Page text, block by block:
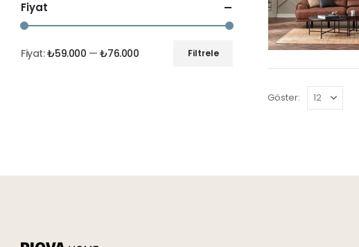
Göster:
Fiyat
Filtrele
Fiyat:₺59.000 — ₺76.000